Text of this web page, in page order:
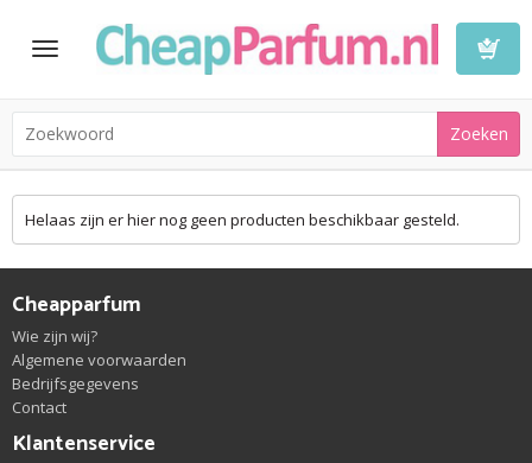
Toggle
Helaas zijn er hier nog geen producten beschikbaar gesteld.
Cheapparfum
Wie zijn wij?
Algemene voorwaarden
Bedrijfsgegevens
Contact
Klantenservice